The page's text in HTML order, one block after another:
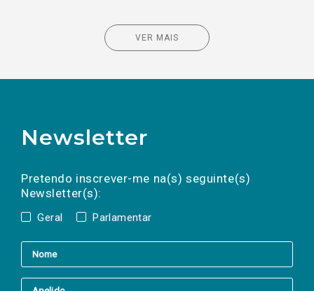
VER MAIS
Newsletter
Pretendo inscrever-me na(s) seguinte(s)
Newsletter(s):
Geral Parlamentar
a(s) newsletter(s).
mail